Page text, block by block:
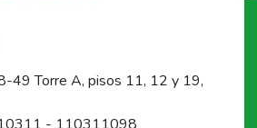
49 Torre A, pisos 11, 12 y 19,